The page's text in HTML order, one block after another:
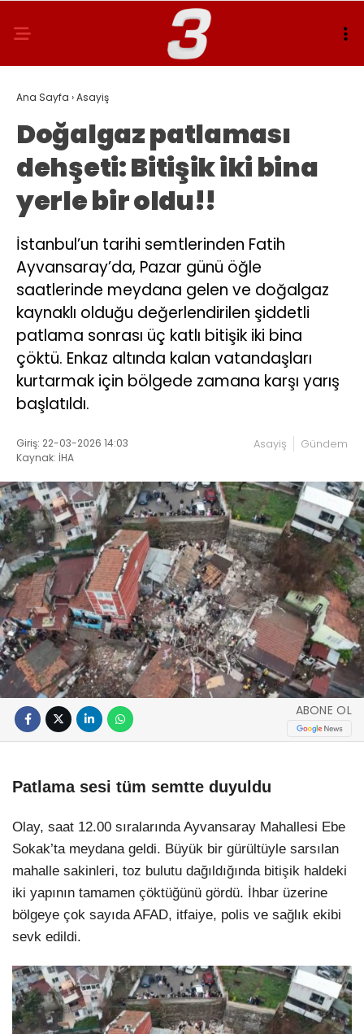
Ana Sayfa ›Asayiş
Doğalgaz patlaması
dehşeti: Bitişik iki bina
yerle bir oldu!!
İstanbul’un tarihi semtlerinden Fatih
Ayvansaray’da, Pazar günü öğle
saatlerinde meydana gelen ve doğalgaz
kaynaklı olduğu değerlendirilen şiddetli
patlama sonrası üç katlı bitişik iki bina
çöktü. Enkaz altında kalan vatandaşları
kurtarmak için bölgede zamana karşı yarış
başlatıldı.
Giriş: 22-03-2026 14:03
Kaynak: İHA
Asayiş Gündem
ABONE OL
Patlama sesi tüm semtte duyuldu
Olay, saat 12.00 sıralarında Ayvansaray Mahallesi Ebe
Sokak’ta meydana geldi. Büyük bir gürültüyle sarsılan
mahalle sakinleri, toz bulutu dağıldığında bitişik haldeki
iki yapının tamamen çöktüğünü gördü. İhbar üzerine
bölgeye çok sayıda AFAD, itfaiye, polis ve sağlık ekibi
sevk edildi.